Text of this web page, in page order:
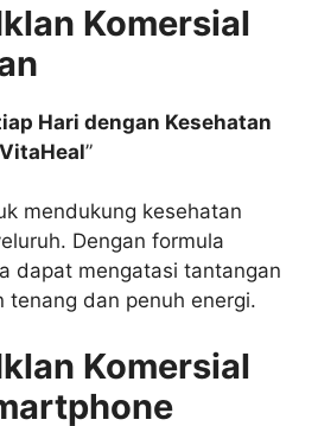
Komersial
Hari dengan Kesehatan
”
mendukung kesehatan
Dengan formula
dapat mengatasi tantangan
tenang dan penuh energi.
Komersial